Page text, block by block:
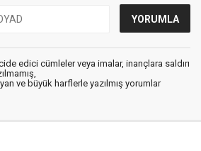
edici cümleler veya imalar, inançlara saldırı
ve büyük harflerle yazılmış yorumlar